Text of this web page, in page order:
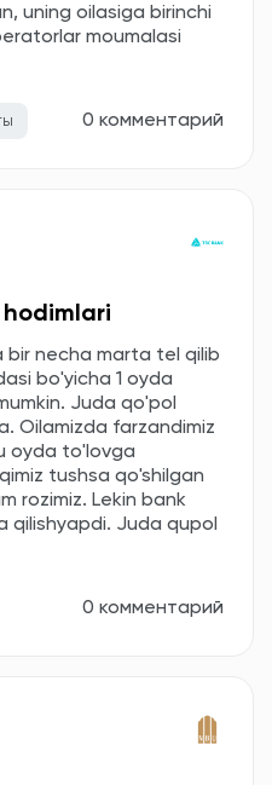
uning oilasiga birinchi
moumalasi
0 комментарий
bir necha marta tel qilib
bo'yicha 1 oyda
Juda qo'pol
Oilamizda farzandimiz
oyda to'lovga
tushsa qo'shilgan
rozimiz. Lekin bank
qilishyapdi. Juda qupol
0 комментарий